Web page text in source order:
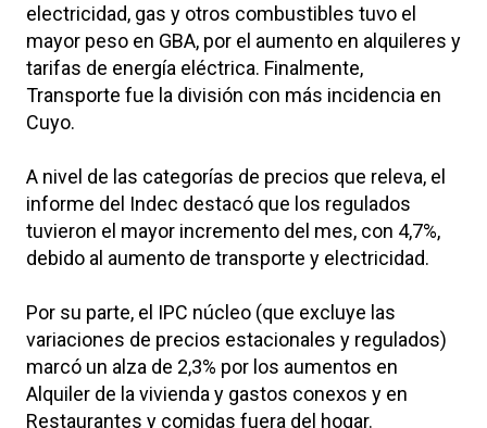
electricidad, gas y otros combustibles tuvo el
mayor peso en GBA, por el aumento en alquileres y
tarifas de energía eléctrica. Finalmente,
Transporte fue la división con más incidencia en
Cuyo.
A nivel de las categorías de precios que releva, el
informe del Indec destacó que los regulados
tuvieron el mayor incremento del mes, con 4,7%,
debido al aumento de transporte y electricidad.
Por su parte, el IPC núcleo (que excluye las
variaciones de precios estacionales y regulados)
marcó un alza de 2,3% por los aumentos en
Alquiler de la vivienda y gastos conexos y en
Restaurantes y comidas fuera del hogar.